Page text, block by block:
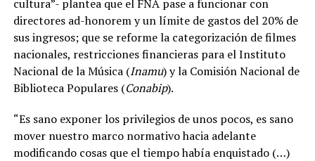
cultura”- plantea que el FNA pase a funcionar con
directores ad-honorem y un límite de gastos del 20% de
sus ingresos; que se reforme la categorización de filmes
nacionales, restricciones financieras para el Instituto
Nacional de la Música (Inamu) y la Comisión Nacional de
Biblioteca Populares (Conabip).
“Es sano exponer los privilegios de unos pocos, es sano
mover nuestro marco normativo hacia adelante
modificando cosas que el tiempo había enquistado (…)